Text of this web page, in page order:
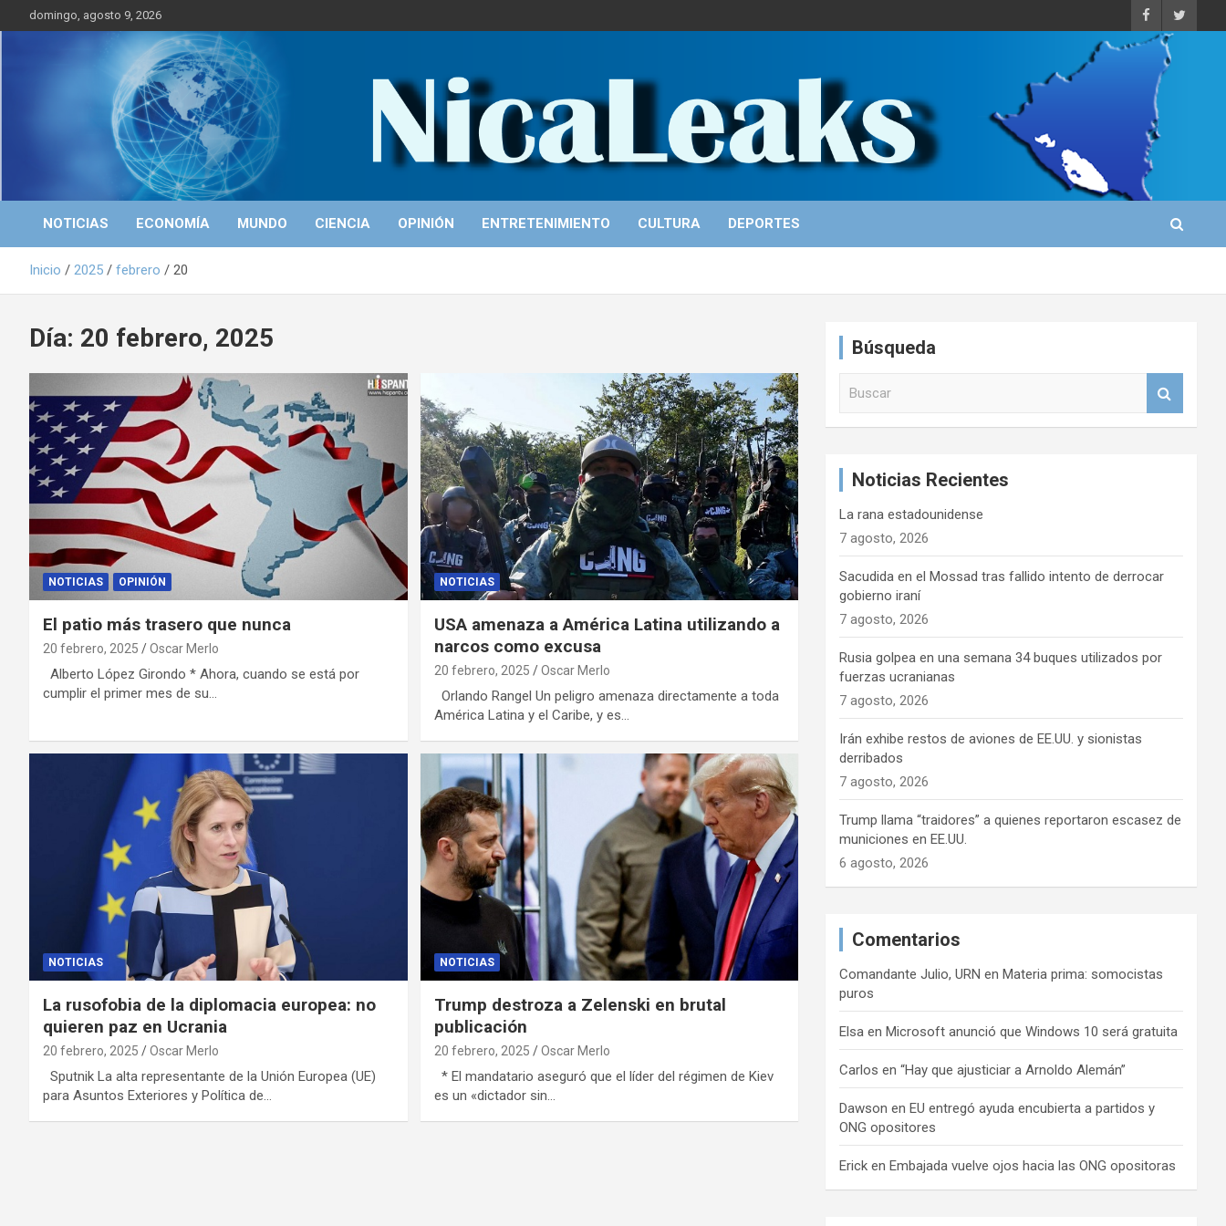
a
n
d
domingo, agosto 9, 2026
NICALEAKS
Portal de Noticias
NOTICIAS ECONOMÍA MUNDO CIENCIA OPINIÓN ENTRETENIMIENTO CULTURA DEPORTES
Inicio 2025 febrero 20
Día: 20 febrero, 2025
NOTICIAS OPINIÓN
El patio más trasero que nunca
20 febrero, 2025 Oscar Merlo
Alberto López Girondo * Ahora, cuando se está por
cumplir el primer mes de su…
NOTICIAS
USA amenaza a América Latina utilizando a
narcos como excusa
20 febrero, 2025 Oscar Merlo
Orlando Rangel Un peligro amenaza directamente a toda
América Latina y el Caribe, y es…
NOTICIAS
La rusofobia de la diplomacia europea: no
quieren paz en Ucrania
20 febrero, 2025 Oscar Merlo
Sputnik La alta representante de la Unión Europea (UE)
para Asuntos Exteriores y Política de…
NOTICIAS
Trump destroza a Zelenski en brutal
publicación
20 febrero, 2025 Oscar Merlo
* El mandatario aseguró que el líder del régimen de Kiev
es un «dictador sin…
Búsqueda
Noticias Recientes
La rana estadounidense
7 agosto, 2026
Sacudida en el Mossad tras fallido intento de derrocar
gobierno iraní
7 agosto, 2026
Rusia golpea en una semana 34 buques utilizados por
fuerzas ucranianas
7 agosto, 2026
Irán exhibe restos de aviones de EE.UU. y sionistas
derribados
7 agosto, 2026
Trump llama “traidores” a quienes reportaron escasez de
municiones en EE.UU.
6 agosto, 2026
Comentarios
Comandante Julio, URN en Materia prima: somocistas
puros
Elsa en Microsoft anunció que Windows 10 será gratuita
Carlosen“Hay que ajusticiar a Arnoldo Alemán”
Dawson en EU entregó ayuda encubierta a partidos y
ONG opositores
Erick en Embajada vuelve ojos hacia las ONG opositoras